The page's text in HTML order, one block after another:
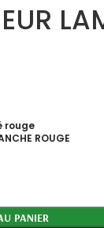
rouge
ROUGE
PANIER